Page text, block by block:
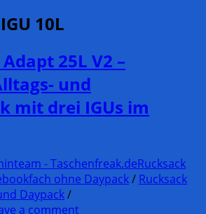
IGU 10L
25L V2 –
und
mit drei IGUs im
- Taschenfreak.deRucksack
ohne Daypack/ Rucksack
Daypack/
a comment